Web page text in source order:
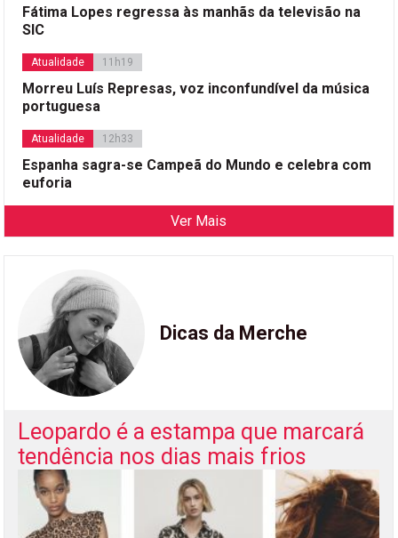
Fátima Lopes regressa às manhãs da televisão na
SIC
Atualidade 11h19
Morreu Luís Represas, voz inconfundível da música
portuguesa
Atualidade 12h33
Espanha sagra-se Campeã do Mundo e celebra com
euforia
Ver Mais
Dicas da Merche
Leopardo é a estampa que marcará
tendência nos dias mais frios